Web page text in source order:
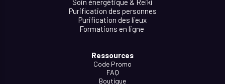
Soin énergétique & Reiki
Purification des personnes
Purification des lieux
Formations en ligne
Ressources
Code Promo
FAQ
Boutique